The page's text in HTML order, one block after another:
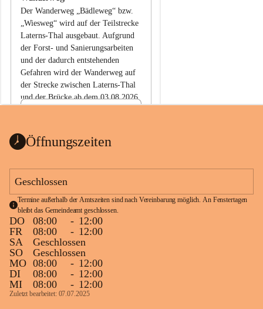
Der Wanderweg „Bädleweg“ bzw.
„Wiesweg“ wird auf der Teilstrecke
Laterns-Thal ausgebaut. Aufgrund
der Forst- und Sanierungsarbeiten
und der dadurch entstehenden
Gefahren wird der Wanderweg auf
der Strecke zwischen Laterns-Thal
und der Brücke ab dem 03.08.2026
ht
1 Seite•0,1 MB
Öffnungszeiten
Geschlossen
Termine außerhalb der Amtszeiten sind nach Vereinbarung möglich. An Fenstertagen
bleibt das Gemeindeamt geschlossen.
DO 08:00 - 12:00
FR
08:00 - 12:00
SA
Geschlossen
SO
Geschlossen
MO 08:00 - 12:00
DI
08:00 - 12:00
MI
08:00 - 12:00
Zuletzt bearbeitet: 07.07.2025